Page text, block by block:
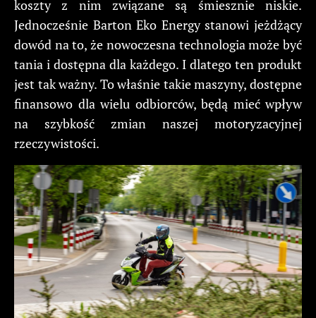
koszty z nim związane są śmiesznie niskie.
Jednocześnie Barton Eko Energy stanowi jeżdżący
dowód na to, że nowoczesna technologia może być
tania i dostępna dla każdego. I dlatego ten produkt
jest tak ważny. To właśnie takie maszyny, dostępne
finansowo dla wielu odbiorców, będą mieć wpływ
na szybkość zmian naszej motoryzacyjnej
rzeczywistości.